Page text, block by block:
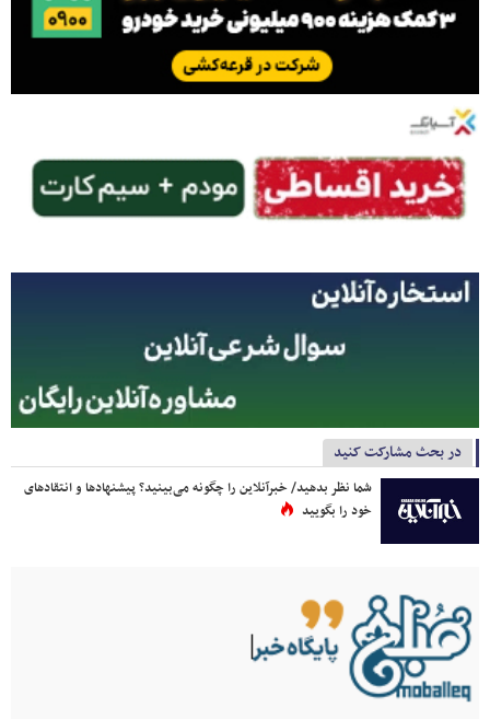
در بحث مشارکت کنید
شما نظر بدهید/ خبرآنلاین را چگونه می‌بینید؟ پیشنهادها و انتقادهای
خود را بگویید